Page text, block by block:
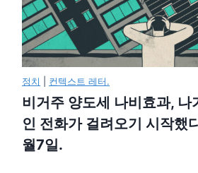
정치 컨텍스트 레터.
비거주 양도세 나비효과, 나
인 전화가 걸려오기 시작했
월7일.